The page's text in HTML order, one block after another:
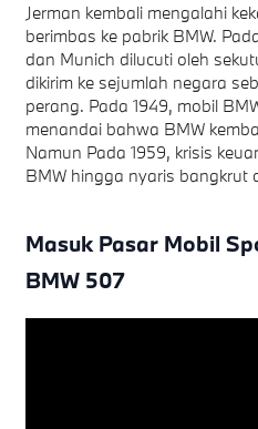
Jerman kembali mengalahi
berimbas ke pabrik BMW.
dan Munich dilucuti oleh
dikirim ke sejumlah negara
perang. Pada 1949, mobil
menandai bahwa BMW
Namun Pada 1959, krisis
BMW hingga nyaris bangkrut
Masuk Pasar Mobil
BMW 507